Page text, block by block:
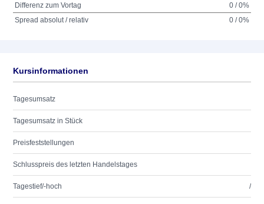
Differenz zum Vortag
0 / 0%
Spread absolut / relativ
0 / 0%
Kursinformationen
Tagesumsatz
Tagesumsatz in Stück
Preisfeststellungen
Schlusspreis des letzten Handelstages
Tagestief/-hoch /